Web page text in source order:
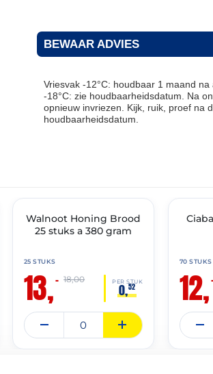
BEWAAR ADVIES
Vriesvak -12°C: houdbaar 1 maand
-18°C: zie houdbaarheidsdatum. Na
opnieuw invriezen. Kijk, ruik, proef na
houdbaarheidsdatum.
🔥 OP=OP
Walnoot Honing Brood
25 stuks a 380 gram
25 STUKS
13,– PER STUK
0,52
18,00
🔥
70 STUKS
12,